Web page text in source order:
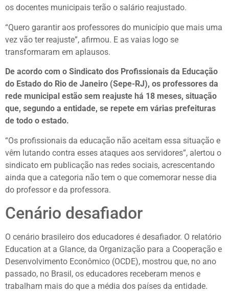
os docentes municipais terão o salário reajustado.
“Quero garantir aos professores do município que mais uma
vez vão ter reajuste”, afirmou. E as vaias logo se
transformaram em aplausos.
De acordo com o Sindicato dos Profissionais da Educação
do Estado do Rio de Janeiro (Sepe-RJ), os professores da
rede municipal estão sem reajuste há 18 meses, situação
que, segundo a entidade, se repete em várias prefeituras
de todo o estado.
“Os profissionais da educação não aceitam essa situação e
vêm lutando contra esses ataques aos servidores”, alertou o
sindicato em publicação nas redes sociais, acrescentando
ainda que a categoria não tem o que comemorar nesse dia
do professor e da professora.
Cenário desafiador
O cenário brasileiro dos educadores é desafiador. O relatório
Education at a Glance, da Organização para a Cooperação e
Desenvolvimento Econômico (OCDE), mostrou que, no ano
passado, no Brasil, os educadores receberam menos e
trabalham mais do que a média dos países da entidade.